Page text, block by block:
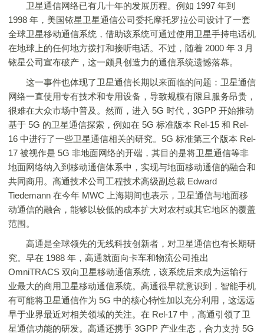
卫星通信网络已有几十年的发展历程。例如 1997 年到
1998 年，美国铱星卫星通信公司委托摩托罗拉公司设计了一套
全球卫星移动通信系统，借助该系统可通过使用卫星手持电话机
在地球上的任何地方拨打和接听电话。不过，随着 2000 年 3 月
铱星公司宣布破产，这一颇具创造力的通信系统遗憾落幕。
这一事件也体现了卫星通信长期以来面临的问题：卫星通信
网络一直使用专有技术和专用设备，导致规模有限且服务昂贵，
很难在大众市场中普及。然而，进入 5G 时代，3GPP 开始推动
基于 5G 的卫星通信探索，例如在 5G 标准版本 Rel-15 和 Rel-
16 中进行了一些卫星通信相关的研究。5G 标准第三个版本 Rel-
17 被视作是 5G 非地面网络的开端，其目的是将卫星通信等非
地面网络纳入到移动通信体系中，实现与地面移动通信的融合和
共同商用。高通技术公司工程技术高级副总裁 Edward
Tiedemann 在今年 MWC 上海期间也表示，卫星通信与地面移
动通信的融合，能够以较低的成本扩大对农村或其它地区的覆盖
范围。
高通是全球领先的无线科技创新者，对卫星通信也有长期研
究。早在 1988 年，高通就面向卡车和物流公司推出
OmniTRACS 双向卫星移动通信系统，该系统后来成为运输行
业最大的商用卫星移动通信系统。高通很早就意识到，智能手机
有可能将卫星通信作为 5G 中的核心特性加以充分利用，这远远
早于业界最近对相关领域的关注。在 Rel-17 中，高通引领了卫
星通信功能的研发。高通还携手 3GPP 产业生态，合力支持 5G